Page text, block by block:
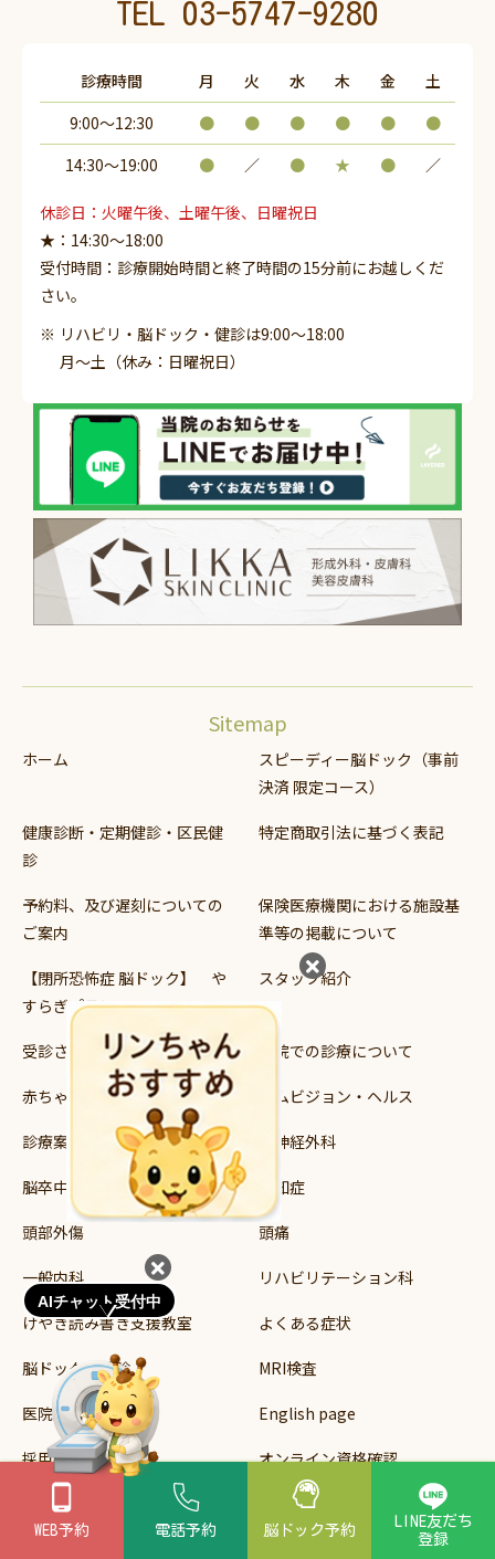
WEB予約 電話予約 脳ドック予約
LINE友だち
登録
TEL 03-5747-9280
診療時間 月 火 水 木 金
土
9:00～12:30
● ● ● ● ●
●
14:30〜19:00
● ／ ● ★ ● ／
休診日：火曜午後、土曜午後、日曜祝日
★：14:30～18:00
受付時間：診療開始時間と終了時間の15分前にお越しくだ
さい。
リハビリ・脳ドック・健診は9:00～18:00
月～土（休み：日曜祝日）
Sitemap
ホーム
スピーディー脳ドック（事前
決済 限定コース）
健康診断・定期健診・区民健
診
特定商取引法に基づく表記
予約料、及び遅刻についての
ご案内
保険医療機関における施設基
準等の掲載について
【閉所恐怖症 脳ドック】 や
すらぎプラン
スタッフ紹介
受診される方へ 当院での診療について
赤ちゃんの頭のかたち外来 エムビジョン・ヘルス
診療案内 脳神経外科
脳卒中 認知症
頭部外傷 頭痛
一般内科 リハビリテーション科
けやき読み書き支援教室 よくある症状
脳ドック・健診 MRI検査
医院案内 English page
採用募集 オンライン資格確認
個人情報保護方針 お知らせ一覧
AIチャット受付中